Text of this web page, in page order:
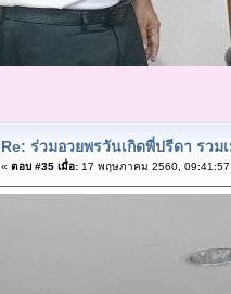
Re: ร่วมอวยพรวันเกิดพี่ปรีดา รวม
« ตอบ #35 เมื่อ:17 พฤษภาคม 2560, 09:41:57